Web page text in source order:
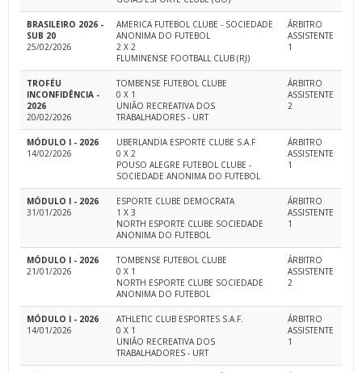
BRASILEIRO 2026 -
SUB 20
25/02/2026
AMERICA FUTEBOL CLUBE - SOCIEDADE
ANONIMA DO FUTEBOL
2 X 2
FLUMINENSE FOOTBALL CLUB (RJ)
ÁRBITRO
ASSISTENTE
1
TROFÉU
INCONFIDÊNCIA -
2026
20/02/2026
TOMBENSE FUTEBOL CLUBE
0 X 1
UNIÃO RECREATIVA DOS
TRABALHADORES - URT
ÁRBITRO
ASSISTENTE
2
MÓDULO I - 2026
14/02/2026
UBERLANDIA ESPORTE CLUBE S.A.F
0 X 2
POUSO ALEGRE FUTEBOL CLUBE -
SOCIEDADE ANONIMA DO FUTEBOL
ÁRBITRO
ASSISTENTE
1
MÓDULO I - 2026
31/01/2026
ESPORTE CLUBE DEMOCRATA
1 X 3
NORTH ESPORTE CLUBE SOCIEDADE
ANONIMA DO FUTEBOL
ÁRBITRO
ASSISTENTE
1
MÓDULO I - 2026
21/01/2026
TOMBENSE FUTEBOL CLUBE
0 X 1
NORTH ESPORTE CLUBE SOCIEDADE
ANONIMA DO FUTEBOL
ÁRBITRO
ASSISTENTE
2
MÓDULO I - 2026
14/01/2026
ATHLETIC CLUB ESPORTES S.A.F.
0 X 1
UNIÃO RECREATIVA DOS
TRABALHADORES - URT
ÁRBITRO
ASSISTENTE
1